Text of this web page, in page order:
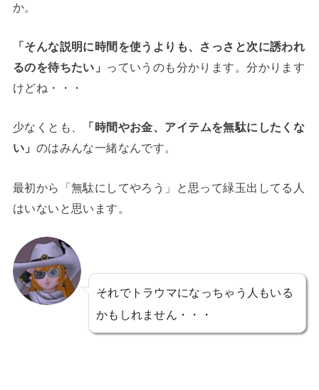
か。
「そんな説明に時間を使うよりも、さっさと次に誘われ
るのを待ちたい」 っていうのも分かります。分かります
けどね・・・
少なくとも、
「時間やお金、アイテムを無駄にしたくな
い」 のはみんな一緒なんです。
最初から「無駄にしてやろう」と思って緑玉出してる人
はいないと思います。
それでトラウマになっちゃう人もいる
かもしれません・・・